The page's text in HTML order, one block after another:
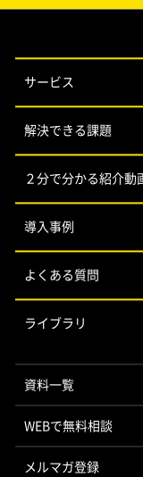
サービス
解決できる課題
２分で分かる紹介動
導入事例
よくある質問
ライブラリ
資料一覧
WEBで無料相談
メルマガ登録